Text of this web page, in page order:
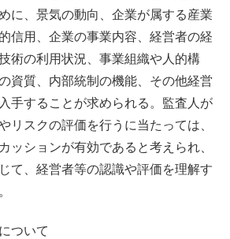
に、景気の動向、企業が属する産業
信用、企業の事業内容、経営者の経
術の利用状況、事業組織や人的構
資質、内部統制の機能、その他経営
手することが求められる。監査人が
リスクの評価を行うに当たっては、
ッションが有効であると考えられ、
て、経営者等の認識や評価を理解す
ついて